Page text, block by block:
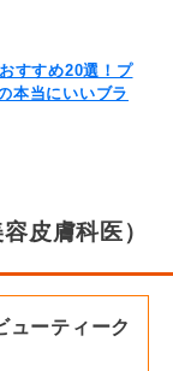
すすめ20選！プ
本当にいいブラ
皮膚科医）
ューティーク